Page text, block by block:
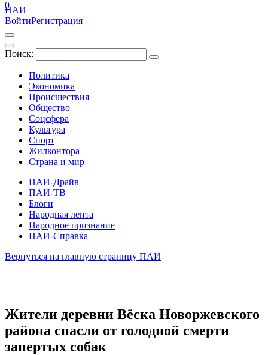
ПАИ
ВойтиРегистрация
Поиск:
Политика
Экономика
Происшествия
Общество
Соцсфера
Культура
Спорт
Жилконтора
Страна и мир
ПАИ-Драйв
ПАИ-ТВ
Блоги
Народная лента
Народное признание
ПАИ-Справка
0
Вернуться на главную страницу ПАИ
Жители деревни Вёска Новоржевского
района спасли от голодной смерти
запертых собак